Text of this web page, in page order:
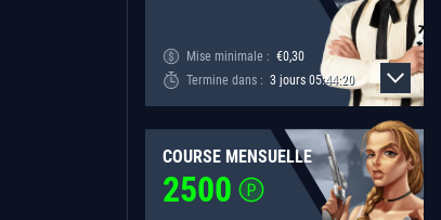
Mise minimale : €0,30
Termine dans : 3 jours 05:44:20
COURSE MENSUELLE
2500